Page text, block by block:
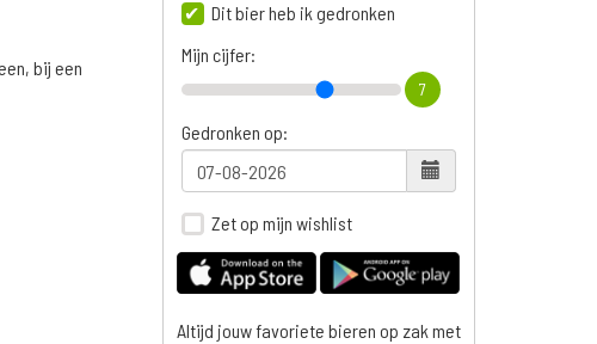
bij een
Dit bier heb ik gedronken
Mijn cijfer:
7
Gedronken op:
Zet op mijn wishlist
Altijd jouw favoriete bieren op zak met